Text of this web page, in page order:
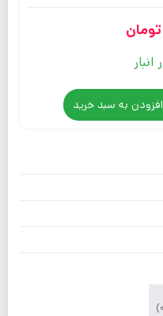
تومان
افزودن به سبد خرید